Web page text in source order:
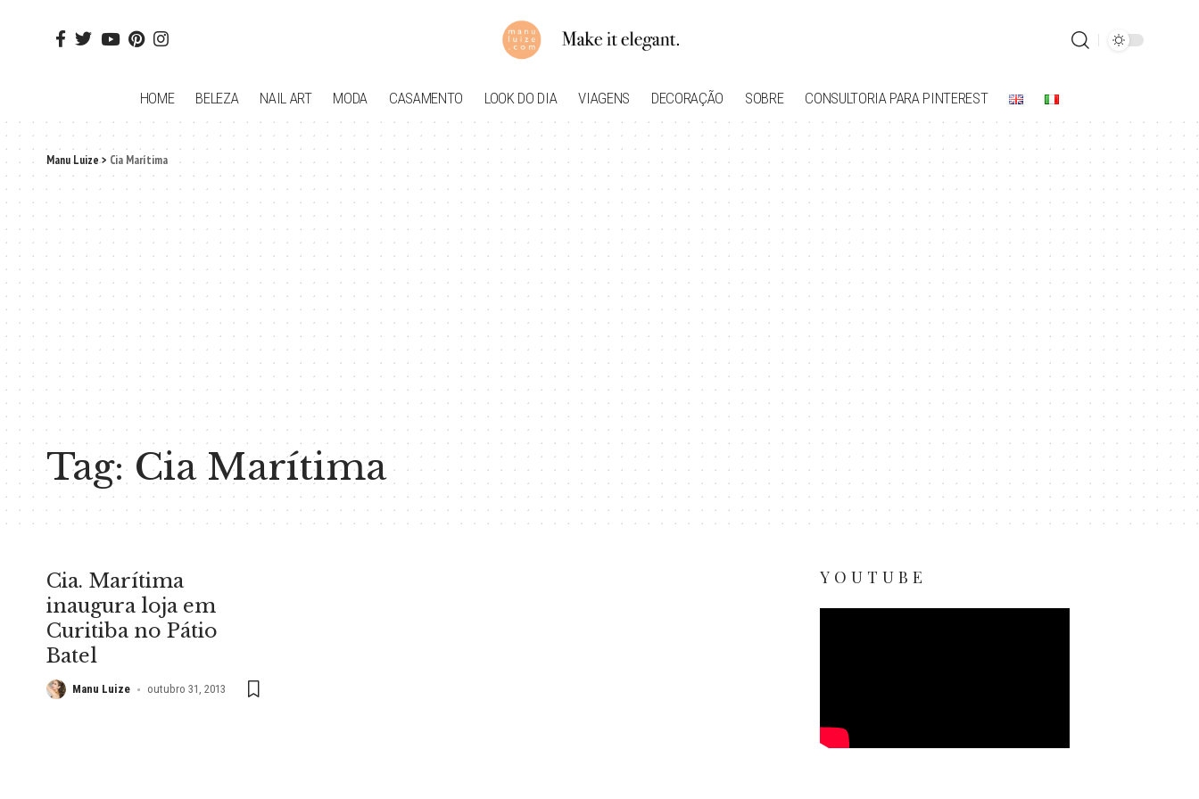
HOME BELEZA NAIL ART MODA CASAMENTO LOOK DO DIA VIAGENS DECORAÇÃO SOBRE CONSULTORIA PARA PINTEREST
Manu Luize> Cia Marítima
Tag:Cia Marítima
Cia. Marítima
inaugura loja em
Curitiba no Pátio
Batel
Manu Luize outubro 31, 2013
YOUTUBE